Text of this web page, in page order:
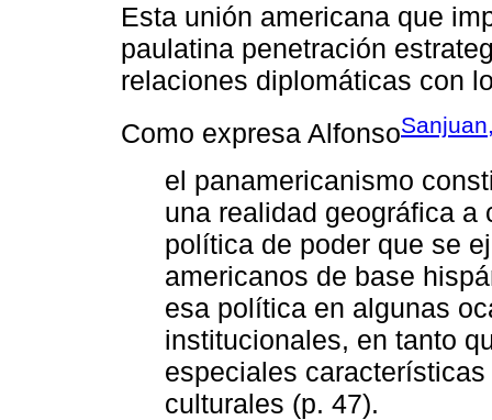
Esta unión americana que
paulatina penetración
relaciones diplomáticas con
Como expresa Alfonso
el panamericanismo
una realidad geográfica a
política de poder que se
americanos de base
esa política en algunas
institucionales, en tanto
especiales
culturales (p. 47).